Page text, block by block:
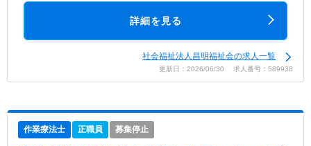
詳細を見る
社会福祉法人昌明福祉会の求人一覧
更新日：2026/06/30 求人番号：589938
作業療法士 正職員 募集停止